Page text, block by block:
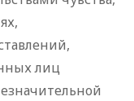
лиц